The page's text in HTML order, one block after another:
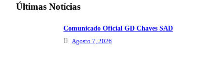
Últimas Notícias
Comunicado Oficial GD Chaves SAD
Agosto 7, 2026